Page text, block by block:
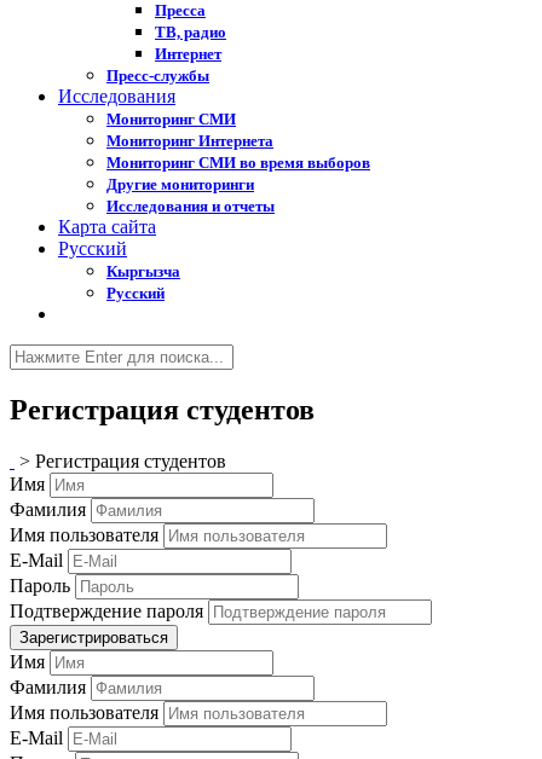
Пресса
ТВ, радио
Интернет
Пресс-службы
Исследования
Мониторинг СМИ
Мониторинг Интернета
Мониторинг СМИ во время выборов
Другие мониторинги
Исследования и отчеты
Карта сайта
Русский
Кыргызча
Русский
Регистрация студентов
> Регистрация студентов
Имя
Фамилия
Имя пользователя
E-Mail
Пароль
Подтверждение пароля
Зарегистрироваться
Имя
Фамилия
Имя пользователя
E-Mail